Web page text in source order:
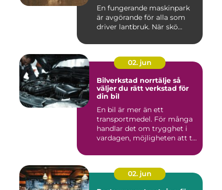
En fungerande maskinpark
är avgörande för alla som
driver lantbruk. När skö...
02. jun
Bilverkstad norrtälje så
väljer du rätt verkstad för
din bil
En bil är mer än ett
transportmedel. För många
handlar det om trygghet i
vardagen, möjligheten att t...
02. jun